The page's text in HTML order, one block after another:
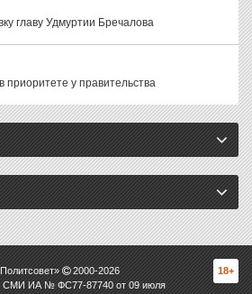
главу Удмуртии Бречалова
у правительства
2000-2026
СМИ ИА № ФС77-87740 от 09 июля
18+